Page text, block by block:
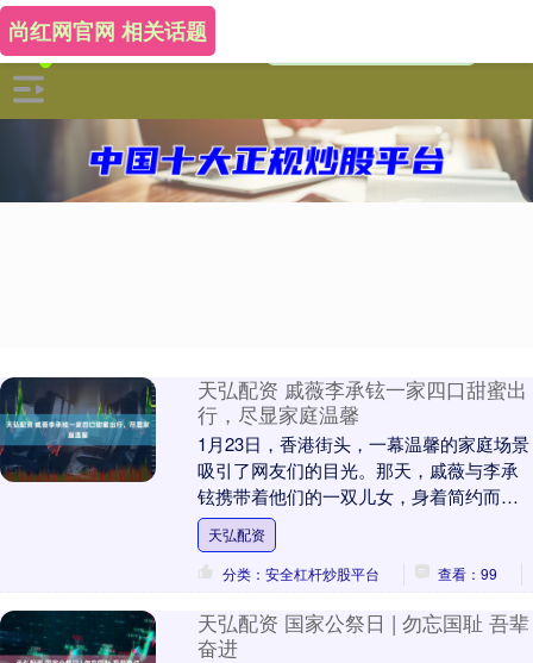
尚红网官网 相关话题
天弘配资 戚薇李承铉一家四口甜蜜出
行，尽显家庭温馨
1月23日，香港街头，一幕温馨的家庭场景
吸引了网友们的目光。那天，戚薇与李承
铉携带着他们的一双儿女，身着简约而时
尚的黑色服饰，低调而不失品味，散发着
浓浓的家庭氛....
天弘配资
分类：安全杠杆炒股平台
查看：99
天弘配资 国家公祭日 | 勿忘国耻 吾辈
奋进